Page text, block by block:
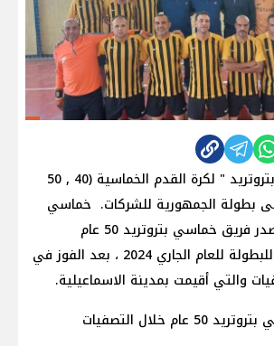
نجح فريقا شركة " بتروتريد " لكرة القدم الخماسية (40 , 50
بطولة الجمهورية للشركات. خماسي
بتروتريد 50 عام، تصدر فريق خماسي بتروتريد 50 عام
التصفيات المؤهلة للبطولة للعام الجاري 2024 ، بعد الفوز في
والتي أقيمت بمدينة الاسماعيلية.
خلال التصفيات